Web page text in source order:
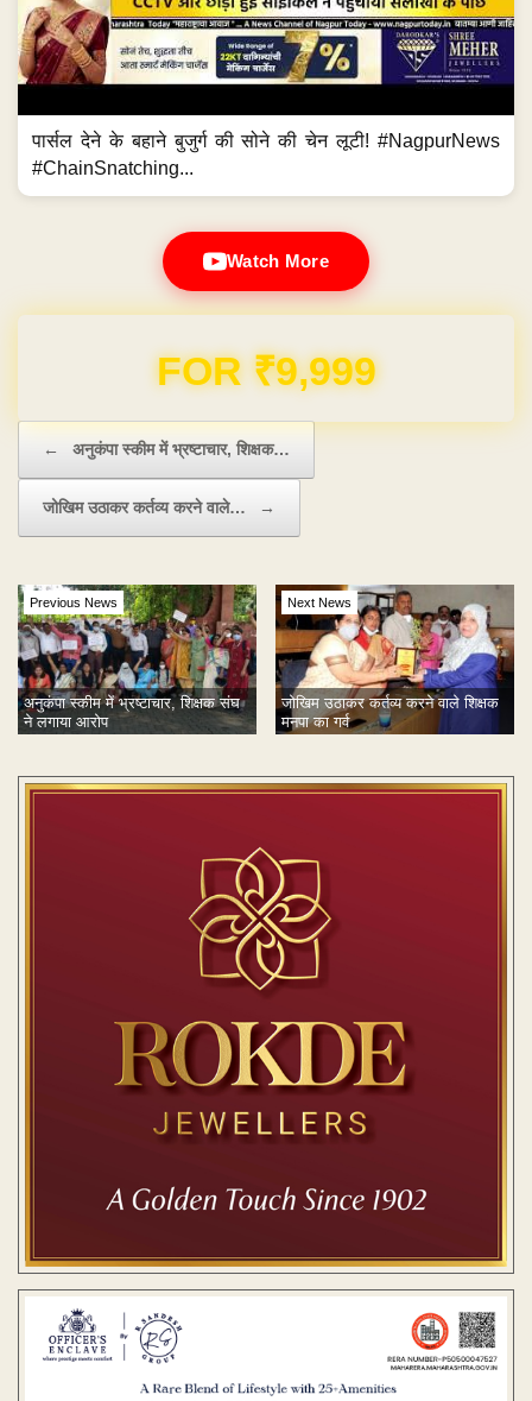
पार्सल देने के बहाने बुजुर्ग की सोने की चेन लूटी! #NagpurNews
#ChainSnatching...
Watch More
Domain & Hosting FREE for 1 Year
← अनुकंपा स्कीम में भ्रष्टाचार, शिक्षक…
जोखिम उठाकर कर्तव्य करने वाले… →
Previous News
अनुकंपा स्कीम में भ्रष्टाचार, शिक्षक संघ
ने लगाया आरोप
Next News
जोखिम उठाकर कर्तव्य करने वाले शिक्षक
मनपा का गर्व